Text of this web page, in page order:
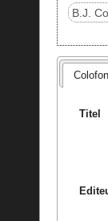
B.J.
Colofon
Titel